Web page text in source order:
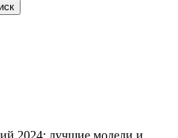
2024: лучшие модели и